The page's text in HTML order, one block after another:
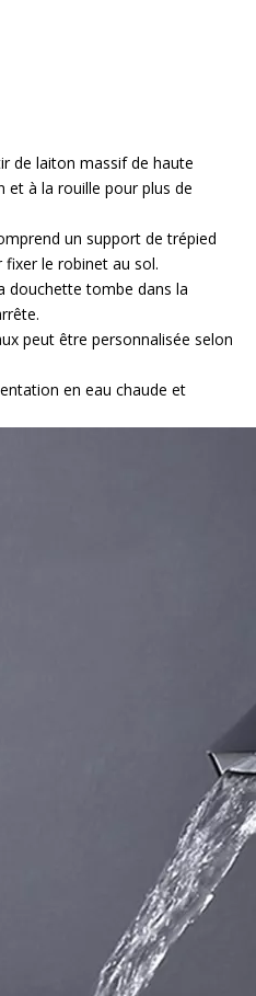
de laiton massif de haute
et à la rouille pour plus de
un support de trépied
le robinet au sol.
douchette tombe dans la
peut être personnalisée selon
en eau chaude et